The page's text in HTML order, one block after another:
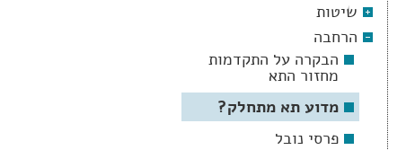
שיטות
הרחבה
הבקרה על התקדמות
מחזור התא
מדוע תא מתחלק?
פרסי נובל